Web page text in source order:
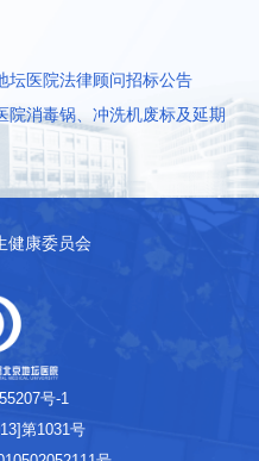
坛医院法律顾问招标公告
院消毒锅、冲洗机废标及延期
健康委员会
号-1
第1031号